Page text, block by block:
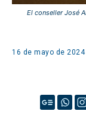
El conseller José
16 de mayo de 2024